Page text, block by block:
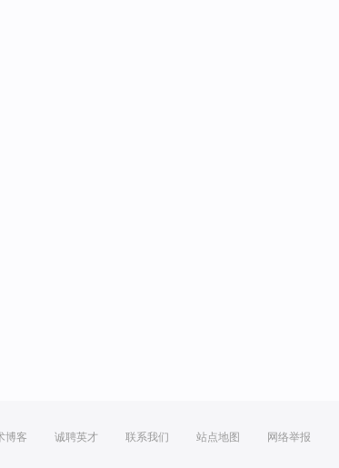
博客 诚聘英才 联系我们 站点地图 网络举报